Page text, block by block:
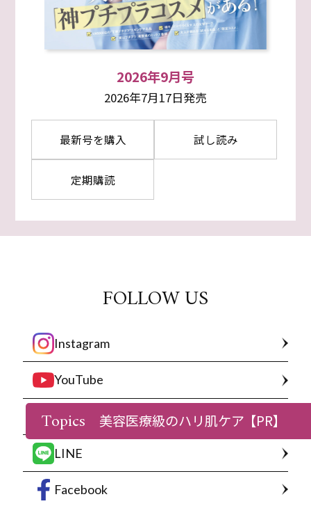
2026年9月号
2026年7月17日発売
最新号を購入 試し読み
定期購読
FOLLOW US
Instagram
YouTube
X
LINE
Facebook
Topics 美容医療級のハリ肌ケア【PR】